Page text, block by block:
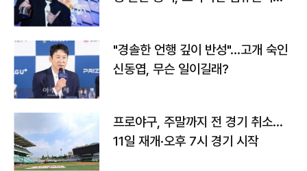
"경솔한 언행 깊이 반성"…고개 숙인
신동엽, 무슨 일이길래?
프로야구, 주말까지 전 경기 취소…
11일 재개·오후 7시 경기 시작